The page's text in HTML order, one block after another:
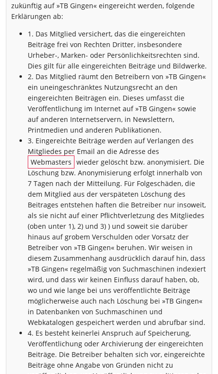
zukünftig auf »TB Gingen« eingereicht werden, folgende
Erklärungen ab:
1. Das Mitglied versichert, das die eingereichten
Beiträge frei von Rechten Dritter, insbesondere
Urheber-, Marken- oder Persönlichkeitsrechten sind.
Dies gilt für alle eingereichten Beiträge und Bildwerke.
2. Das Mitglied räumt den Betreibern von »TB Gingen«
ein uneingeschränktes Nutzungsrecht an den
eingereichten Beiträgen ein. Dieses umfasst die
Veröffentlichung im Internet auf »TB Gingen« sowie
auf anderen Internetservern, in Newslettern,
Printmedien und anderen Publikationen.
3. Eingereichte Beiträge werden auf Verlangen des
Mitgliedes per Email an die Adresse des
Webmasters wieder gelöscht bzw. anonymisiert. Die
Löschung bzw. Anonymisierung erfolgt innerhalb von
7 Tagen nach der Mitteilung. Für Folgeschäden, die
dem Mitglied aus der verspäteten Löschung des
Beitrages entstehen haften die Betreiber nur insoweit,
als sie nicht auf einer Pflichtverletzung des Mitgliedes
(oben unter 1), 2) und 3) ) und soweit sie darüber
hinaus auf grobem Verschulden oder Vorsatz der
Betreiber von »TB Gingen« beruhen. Wir weisen in
diesem Zusammenhang ausdrücklich darauf hin, dass
»TB Gingen« regelmäßig von Suchmaschinen indexiert
wird, und dass wir keinen Einfluss darauf haben, ob,
wo und wie lange bei uns veröffentlichte Beiträge
möglicherweise auch nach Löschung bei »TB Gingen«
in Datenbanken von Suchmaschinen und
Webkatalogen gespeichert werden und abrufbar sind.
4. Es besteht keinerlei Anspruch auf Speicherung,
Veröffentlichung oder Archivierung der eingereichten
Beiträge. Die Betreiber behalten sich vor, eingereichte
Beiträge ohne Angabe von Gründen nicht zu